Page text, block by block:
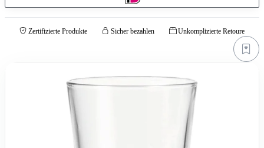
Zertifizierte Produkte Sicher bezahlen Unkomplizierte Retoure